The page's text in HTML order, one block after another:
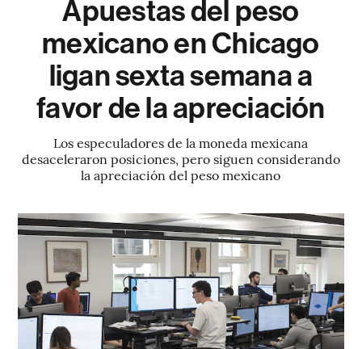
Apuestas del peso
mexicano en Chicago
ligan sexta semana a
favor de la apreciación
Los especuladores de la moneda mexicana
desaceleraron posiciones, pero siguen considerando
la apreciación del peso mexicano